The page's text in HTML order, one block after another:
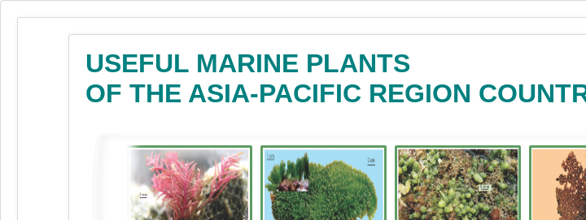
USEFUL MARINE PLANTS
OF THE ASIA-PACIFIC REGION